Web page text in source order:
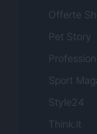
Offerte
Pet Story
Sport
Style24
Think.it